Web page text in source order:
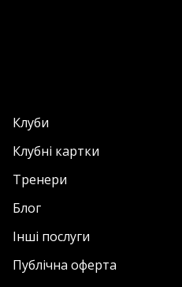
Клуби
Клубні картки
Тренери
Блог
Інші послуги
Публічна оферта